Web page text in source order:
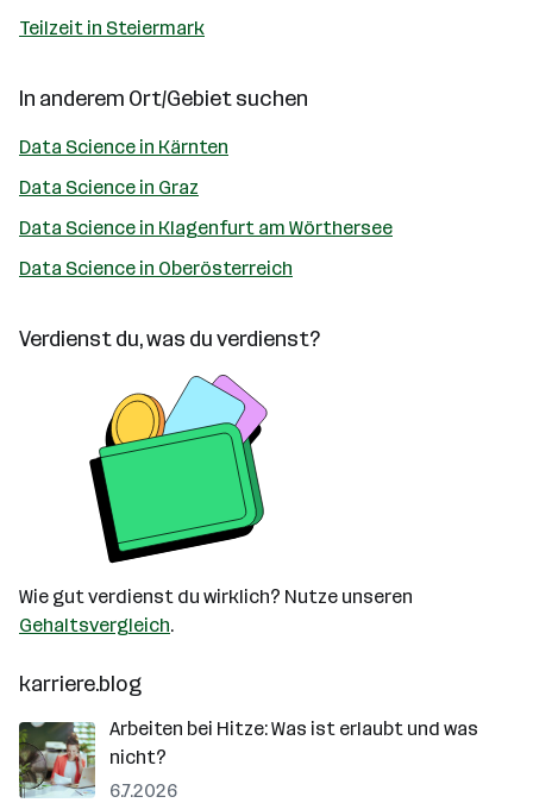
Teilzeit in Steiermark
In anderem Ort/Gebiet suchen
Data Science in Kärnten
Data Science in Graz
Data Science in Klagenfurt am Wörthersee
Data Science in Oberösterreich
Verdienst du, was du verdienst?
Wie gut verdienst du wirklich? Nutze unseren
Gehaltsvergleich.
karriere.blog
Arbeiten bei Hitze: Was ist erlaubt und was
nicht?
6.7.2026